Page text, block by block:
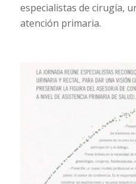
especialistas de cirugía,
atención primaria.